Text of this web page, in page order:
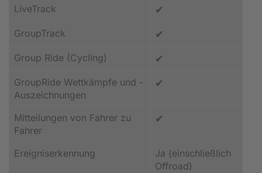
LiveTrack ✔
GroupTrack ✔
Group Ride (Cycling) ✔
GroupRide Wettkämpfe und -
Auszeichnungen
✔
Mitteilungen von Fahrer zu
Fahrer
✔
Ereigniserkennung
Ja (einschließlich
Offroad)